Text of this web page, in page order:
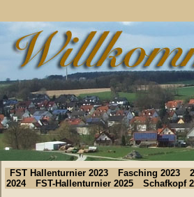
FST Hallenturnier 2023 Fasching 2023
2024
FST-Hallenturnier 2025 Schafkopf